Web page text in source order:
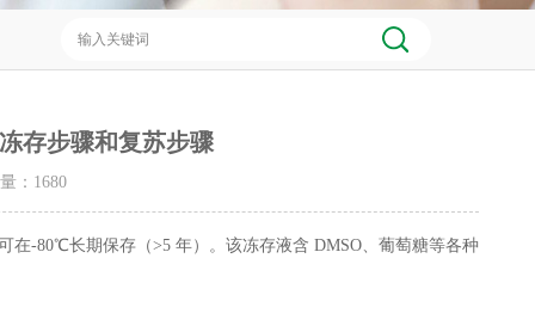
存步骤和复苏步骤
： 1680
-80℃长期保存（>5 年）。该冻存液含 DMSO、葡萄糖等各种